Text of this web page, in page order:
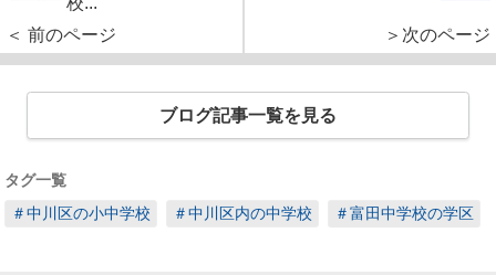
＜ 前のページ
＞次のページ
ブログ記事一覧を見る
タグ一覧
＃中川区の小中学校
＃中川区内の中学校 ＃富田中学校の学区